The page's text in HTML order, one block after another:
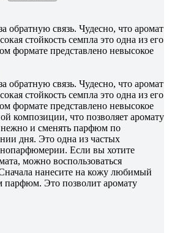
обратную связь. Чудесно, что аромат
стойкость семпла это одна из его
формате представлено невысокое
обратную связь. Чудесно, что аромат
стойкость семпла это одна из его
формате представлено невысокое
композиции, что позволяет аромату
нежно и сменять парфюм по
дня. Это одна из частых
Если вы хотите
можно воспользоваться
нанесите на кожу любимый
парфюм. Это позволит аромату